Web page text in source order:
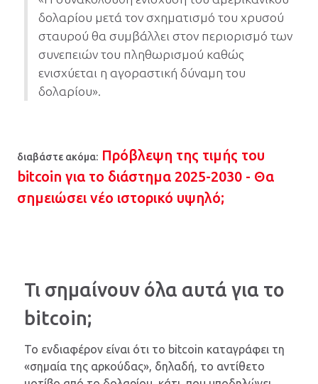
δολαρίου μετά τον σχηματισμό του χρυσού
σταυρού θα συμβάλλει στον περιορισμό των
συνεπειών του πληθωρισμού καθώς
ενισχύεται η αγοραστική δύναμη του
δολαρίου».
διαβάστε ακόμα: Πρόβλεψη της τιμής του
bitcoin για το διάστημα 2025-2030 - Θα
σημειώσει νέο ιστορικό υψηλό;
Τι σημαίνουν όλα αυτά για το
bitcoin;
Το ενδιαφέρον είναι ότι το bitcoin καταγράφει τη
«σημαία της αρκούδας», δηλαδή, το αντίθετο